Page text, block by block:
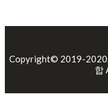
Copyright© 2019-2020.
합